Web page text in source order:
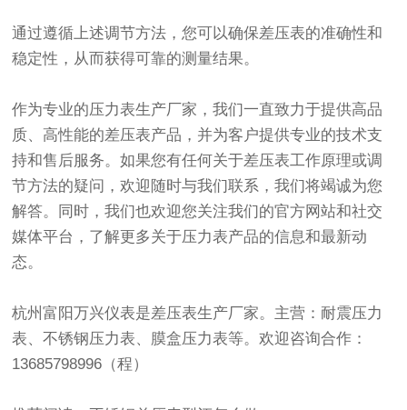
通过遵循上述调节方法，您可以确保差压表的准确性和
稳定性，从而获得可靠的测量结果。
作为专业的压力表生产厂家，我们一直致力于提供高品
质、高性能的差压表产品，并为客户提供专业的技术支
持和售后服务。如果您有任何关于差压表工作原理或调
节方法的疑问，欢迎随时与我们联系，我们将竭诚为您
解答。同时，我们也欢迎您关注我们的官方网站和社交
媒体平台，了解更多关于压力表产品的信息和最新动
态。
杭州富阳万兴仪表是差压表生产厂家。主营：耐震压力
表、不锈钢压力表、膜盒压力表等。欢迎咨询合作：
13685798996（程）